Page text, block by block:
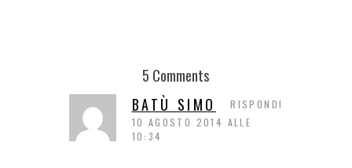
5 Comments
BATÙ SIMO
10 AGOSTO 2014 ALLE
10:34
RISPONDI